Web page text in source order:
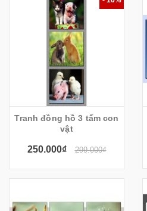
Tranh đồng hồ 3 tấm con
vật
250.000₫ 299.000₫